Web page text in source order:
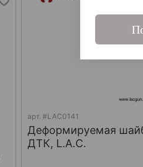
арт.#LAC0141
Деформируемая
ДТК, L.A.C.